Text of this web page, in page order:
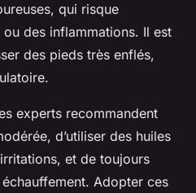
qui risque
ou des inflammations. Il est
des pieds très enflés,
experts recommandent
d’utiliser des huiles
et de toujours
Adopter ces